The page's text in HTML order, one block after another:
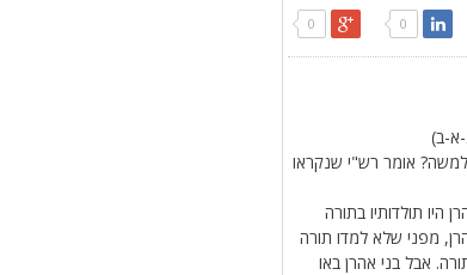
0
0
א-ב)
למשה? אומר רש"י שנקראו
תולדותיו בתורה
מפני שלא למדו תורה
אבל בני אהרן באו